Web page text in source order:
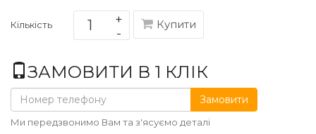
Кількість Купити
ЗАМОВИТИ В 1 КЛІК
Замовити
Ми передзвонимо Вам та з'ясуємо деталі